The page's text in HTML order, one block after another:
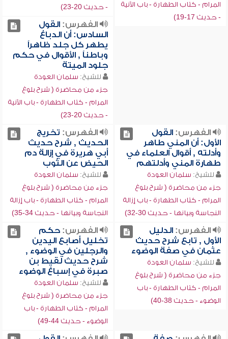
المرام - كتاب الطهارة - باب الآنية
- حديث 17-19)
- حديث 20-23)
الفهرس:القول
السادس: أن الدباغ
يطهر كل جلد ظاهراً
وباطناً , الأقوال في حكم
جلود الميتة
للشيخ: سلمان العودة
جزء من محاضرة ( شرح بلوغ
المرام - كتاب الطهارة - باب الآنية
- حديث 20-23)
الفهرس:القول
الأول: أن المني طاهر
وأدلته , أقوال العلماء في
طهارة المني وأدلتهم
للشيخ: سلمان العودة
جزء من محاضرة ( شرح بلوغ
المرام - كتاب الطهارة - باب إزالة
النجاسة وبيانها - حديث 30-32)
الفهرس: تخريج
الحديث , شرح حديث
أبي هريرة في إزالة دم
الحيض عن الثوب
للشيخ: سلمان العودة
جزء من محاضرة ( شرح بلوغ
المرام - كتاب الطهارة - باب إزالة
النجاسة وبيانها - حديث 34-35)
الفهرس:الدليل
الأول , تابع شرح حديث
عثمان في صفة الوضوء
للشيخ: سلمان العودة
جزء من محاضرة ( شرح بلوغ
المرام - كتاب الطهارة - باب
الوضوء - حديث 38-40)
الفهرس:حكم
تخليل أصابع اليدين
والرجلين في الوضوء ,
شرح حديث لقيط بن
صبرة في إسباغ الوضوء
للشيخ: سلمان العودة
جزء من محاضرة ( شرح بلوغ
المرام - كتاب الطهارة - باب
الوضوء - حديث 44-49)